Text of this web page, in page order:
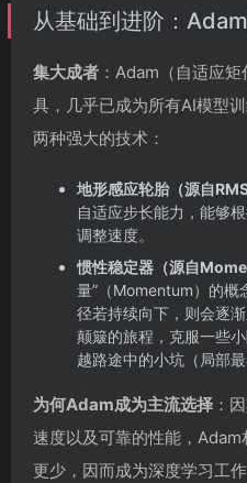
从基础到进阶：
集大成者 ：Adam（自适应
具，几乎已成为所有AI模型
两种强大的技术：
地形感应轮胎（源自
自适应步长能力，能够
调整速度。
惯性稳定器（源自
量”（Momentum）的概
径若持续向下，则会逐
颠簸的旅程，克服一些
越路途中的小坑（局部最
为何Adam成为主流选择 ：
速度以及可靠的性能，
更少，因而成为深度学习工